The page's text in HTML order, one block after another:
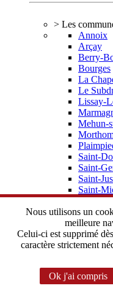
> Les
Annoix
Arçay
Berry-
Bourges
La
Le
Lissay-
Mehun-
Saint-
Saint-
Saint-
Saint-
Trouy
Vorly
> Elus, statuts
Depuis
Le
Le
Les
> Instances
Nous utilisons un
meilleure
Celui-ci est supprimé
caractère strictement
Ok j'ai compris